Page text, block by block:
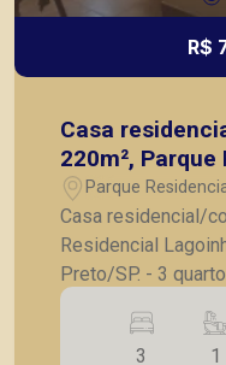
R$
Casa
220m²,
Zona Leste
Parque
Casa residencial/
Residencial
Preto/SP. - 3 quartos, sendo 1 suíte completo em
armários; -
ambientes; -
3 1